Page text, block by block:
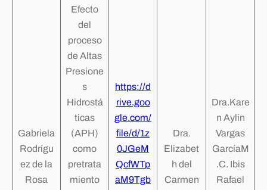
Gabriela
Rodrígu
ez de la
Rosa
Efecto
del
proceso
de Altas
Presione
s
Hidrostá
ticas
(APH)
como
pretrata
miento
https://d
rive.goo
gle.com/
file/d/1z
0JGeM
QcfWTp
aM9Tgb
Dra.
Elizabet
h del
Carmen
Dra.Kare
n Aylin
Vargas
GarcíaM
.C. Ibis
Rafael